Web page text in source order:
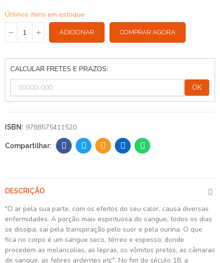
Últimos itens em estoque
ADICIONAR COMPRAR AGORA
CALCULAR FRETES E PRAZOS:
OK
ISBN: 9788575411520
DESCRIÇÃO
"O ar pela sua parte, com os efeitos do seu calor, causa diversas
enfermidades. A porção mais espirituosa do sangue, todos os dias
se dissipa, sai pela transpiração pelo suor e pela ourina. O que
fica no corpo é um sangue seco, térreo e espesso; donde
procedem as melancolias, as lepras, os vômitos pretos, as câmaras
de sangue, as febres ardentes etc". No fim do século 18, a